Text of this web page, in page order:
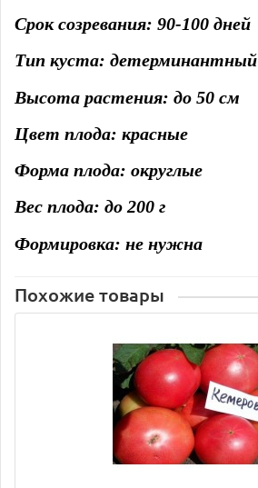
Срок созревания: 90-100 дней
Тип куста: детерминантный
Высота растения: до 50 см
Цвет плода: красные
Форма плода: округлые
Вес плода: до 200 г
Формировка: не нужна
Похожие товары